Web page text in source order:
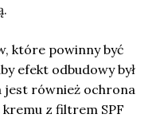
które powinny być
efekt odbudowy był
jest również ochrona
z filtrem SPF